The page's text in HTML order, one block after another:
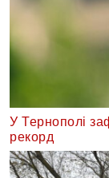
У Тернополі
рекорд